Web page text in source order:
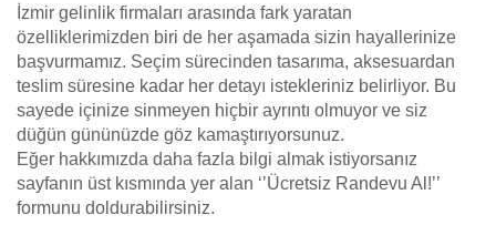
İzmir gelinlik firmaları arasında fark yaratan
özelliklerimizden biri de her aşamada sizin hayallerinize
başvurmamız. Seçim sürecinden tasarıma, aksesuardan
teslim süresine kadar her detayı istekleriniz belirliyor. Bu
sayede içinize sinmeyen hiçbir ayrıntı olmuyor ve siz
düğün gününüzde göz kamaştırıyorsunuz.
Eğer hakkımızda daha fazla bilgi almak istiyorsanız
sayfanın üst kısmında yer alan ‘’Ücretsiz Randevu Al!’’
formunu doldurabilirsiniz.